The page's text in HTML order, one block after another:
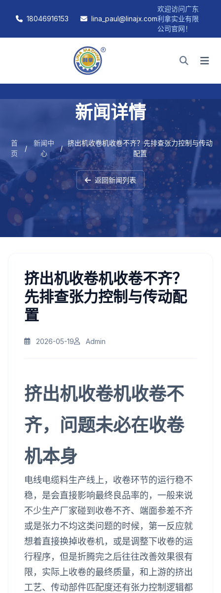
18046916153 lina_paul@linajx.com
欢迎访问广东
利拿实业有限
公司官网！
新闻详情
首
页
/
新闻中
心
/
挤出机收卷机收卷不齐？先排查张力控制与传动
配置
返回新闻列表
挤出机收卷机收卷不齐？
先排查张力控制与传动配
置
2026-05-19 Admin
挤出机收卷机收卷不
齐，问题未必在收卷
机本身
电线电缆料生产线上，收卷环节的运行稳不
稳，是会直接影响最终良品率的，一般来说
不少生产厂家碰到收卷不齐、端面参差不齐
或是张力不均这类问题的时候，第一反应就
想着直接换掉收卷机，或是调整下收卷的运
行程序，但是折腾完之后往往改善效果很有
限，实际上收卷的最终质量，和上游的挤出
工艺、传动部件匹配度还有张力控制逻辑都